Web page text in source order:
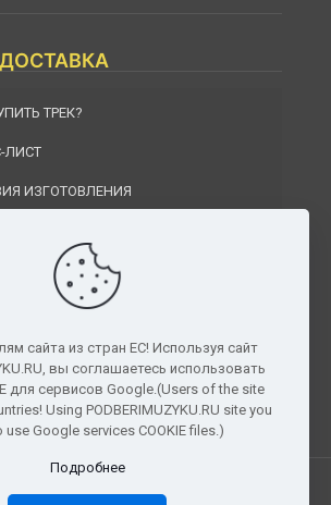
ТРЕК?
ЛИСТ
ИЗГОТОВЛЕНИЯ
ВОЗВРАТА
область, Центральный
РФ, Россия
© 2026 PODBERIMUZYKU.RU
сайта из стран ЕС! Используя сайт
вы соглашаетесь использовать
для сервисов Google.(Users of the site
Using PODBERIMUZYKU.RU site you
use Google services COOKIE files.)
Подробнее